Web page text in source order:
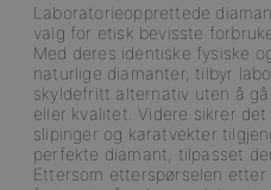
Laboratorieopprettede
valg for etisk bevisste
Med deres identiske fysiske
naturlige diamanter, tilbyr
skyldefritt alternativ uten å
eller kvalitet. Videre sikrer
slipinger og karatvekter
perfekte diamant, tilpasset
Ettersom etterspørselen